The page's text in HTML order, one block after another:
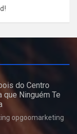
do Centro
que Ninguém Te
opgoomarketing